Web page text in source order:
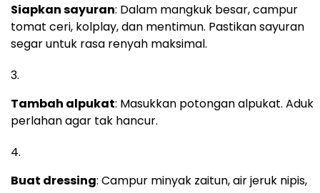
Siapkan sayuran: Dalam mangkuk besar, campur
tomat ceri, kolplay, dan mentimun. Pastikan sayuran
segar untuk rasa renyah maksimal.
Tambah alpukat: Masukkan potongan alpukat. Aduk
perlahan agar tak hancur.
Buat dressing: Campur minyak zaitun, air jeruk nipis,